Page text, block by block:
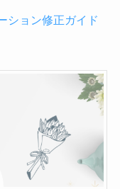
ション修正ガイド